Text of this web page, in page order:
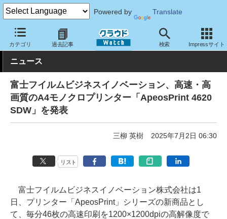
Powered by Translate
カテゴリ 過去記事 検索 Impressサイト
クラウド Watch ハード・インフラ ハードウェア 周辺機器
ニュース
富士フイルムビジネスイノベーション、高速・高
画質のA4モノクロプリンター「ApeosPrint 4620
SDW」を発表
三柳 英樹 2025年7月2日 06:30
リスト
富士フイルムビジネスイノベーション株式会社は1
日、プリンター「ApeosPrint」シリーズの新商品とし
て、毎分46枚の高速印刷を1200×1200dpiの高解像度で